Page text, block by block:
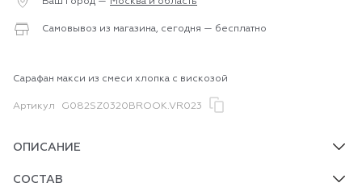
Самовывоз из магазина, сегодня — бесплатно
Сарафан макси из смеси хлопка с вискозой
Артикул G082SZ0320BROOK.VR023
ОПИСАНИЕ
СОСТАВ